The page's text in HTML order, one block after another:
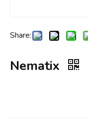
Share:
Nematix